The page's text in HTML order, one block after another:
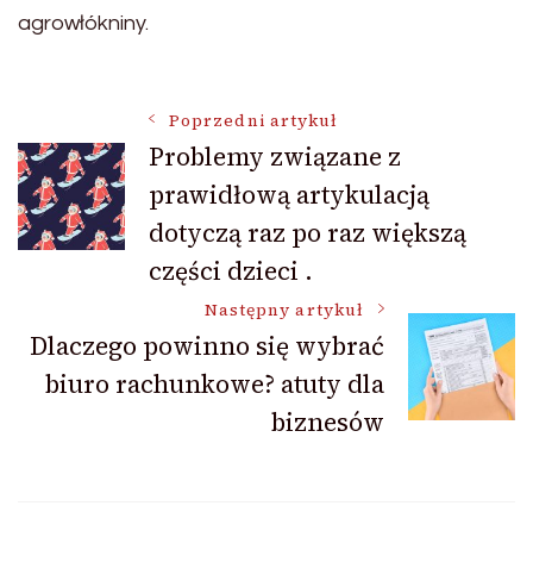
agrowłókniny.
Nawigacja
wpisu
Poprzedni artykuł
Problemy związane z
prawidłową artykulacją
dotyczą raz po raz większą
części dzieci .
Następny artykuł
Dlaczego powinno się wybrać
biuro rachunkowe? atuty dla
biznesów